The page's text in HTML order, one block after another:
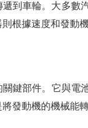
到車輪。大多數
根據速度和發動
鍵部件。它與電
發動機的機械能